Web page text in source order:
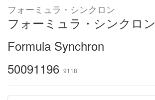
フォーミュラ・シンクロン
フォーミュラ・シンクロン
Formula Synchron
50091196 9118